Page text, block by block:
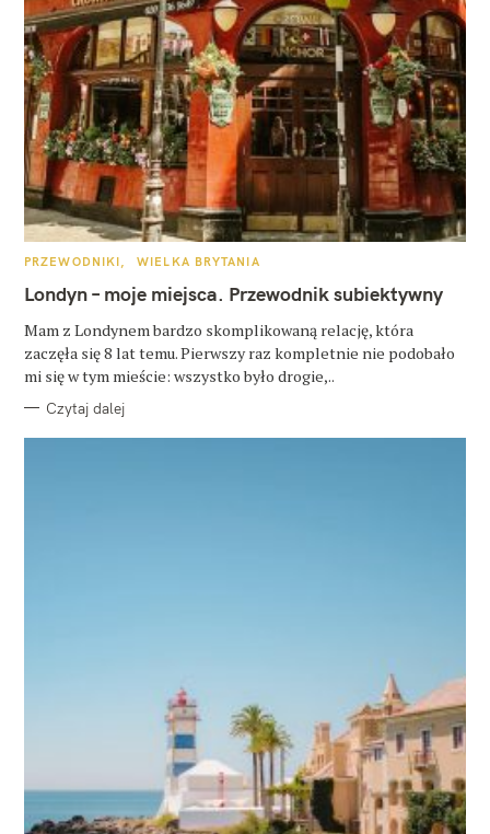
K
T
E
O
R
I
PRZEWODNIKI WIELKA BRYTANIA
Londyn – moje miejsca. Przewodnik subiektywny
Mam z Londynem bardzo skomplikowaną relację, która
zaczęła się 8 lat temu. Pierwszy raz kompletnie nie podobało
mi się w tym mieście: wszystko było drogie,..
Czytaj dalej
W